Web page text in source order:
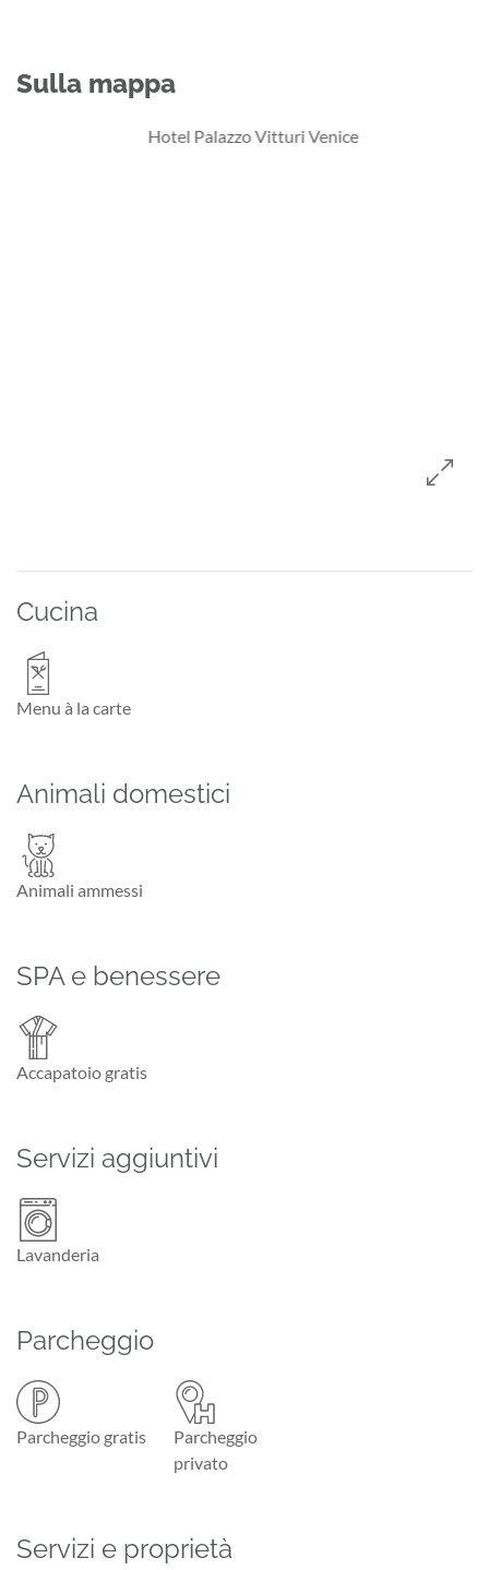
Sulla mappa
Cucina
Menu à la carte
Animali domestici
Animali ammessi
SPA e benessere
Accapatoio gratis
Servizi aggiuntivi
Lavanderia
Parcheggio
Parcheggio gratis
Parcheggio
privato
Servizi e proprietà